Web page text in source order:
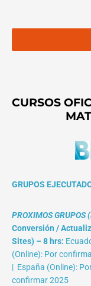
CURSOS
GRUPOS
PROXIMOS
Conversión /
Sites) – 8 hrs:
(Online): Por
| España (Online):
confirmar 2025